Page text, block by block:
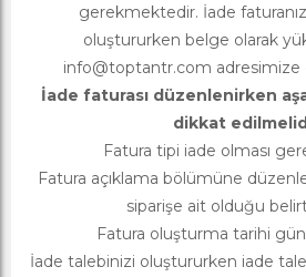
gerekmektedir. İade
oluştururken belge olarak
info@toptantr.com adresimize
İade faturası düzenlenirken
dikkat
Fatura tipi iade olması
Fatura açıklama bölümüne
siparişe ait olduğu
Fatura oluşturma tarihi
İade talebinizi oluştururken iade